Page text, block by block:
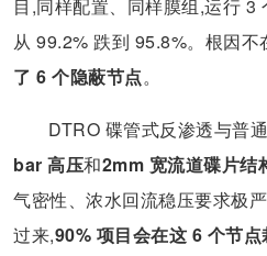
目,同样配置、同样膜组,运行 3
从 99.2% 跌到 95.8%。根因不
了 6 个隐蔽节点。
DTRO 碟管式反渗透与普
bar 高压和2mm 宽流道碟片结
气密性、浓水回流稳压要求极
过来,90% 项目会在这 6 个节点